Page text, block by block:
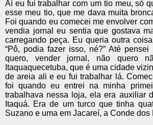
Aí eu fui trabalhar com um tio meu, só
esse meu tio, que me dava muita
Foi quando eu comecei me envolver
vendia jornal eu sentia que gostava
carregando peça. Eu queria outra
“Pô, podia fazer isso, né?” Até
quero, vender jornal, não quero
Itaquaquecetuba, que é uma cidade
de areia ali e eu fui trabalhar lá.
foi quando eu entrei na minha
trabalhava nessa loja, ela era auxiliar
Itaquá. Era de um turco que tinha
Suzano e uma em Jacareí, a Conde